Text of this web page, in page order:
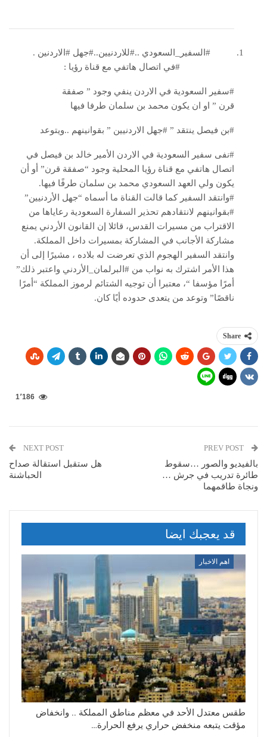
#السفير_السعودي ..#للاردنيين..#جهل #الاردنين .
#في اتصال هاتفي مع قناة رؤيا :
#سفير السعودية في الاردن ينفي وجود ” صفقة
قرن ” او ان يكون محمد بن سلمان طرفا فيها
#بن فيصل ينتقد ” #جهل الاردنيين ” بقوانينهم ..ويتوعد
#نفى سفير السعودية في الاردن الأمير خالد بن فيصل في
اتصال هاتفي مع قناة رؤيا المحلية وجود “صفقة قرن” أو أن
يكون ولي العهد السعودي محمد بن سلمان طرفًا فيها.
#وانتقد السفير كما قالت القناة ما أسماه “جهل الأردنيين”
#بقوانينهم لانتقادهم تحذير السفارة السعودية رعاياها من
الاقتراب من مسيرات القدس، قائلا إن القانون الأردني يمنع
مشاركة الأجانب في المشاركة بمسيرات داخل المملكة.
وانتقد السفير الهجوم الذي تعرضت له بلاده ، مشيرًا إلى أن
هذا الأمر اشترك به نواب من #البرلمان_الأردني واعتبر ذلك”
أمرًا مؤسفا “، معتبرا أن توجيه الشتائم لرموز المملكة “أمرًا
ناقصًا” وتوعد من يتعدى حدوده أيًا كان.
Share
1٬186
بالفيديو والصور …سقوط
طائرة تدريب في جرش …
ونجاة طاقمهما
NEXT POST
هل ستقبل استقالة صداح
الحباشنة
قد يعجبك ايضا
اهم الاخبار
طقس معتدل الأحد في معظم مناطق المملكة .. وانخفاض
مؤقت يتبعه منخفض حراري يرفع الحرارة…